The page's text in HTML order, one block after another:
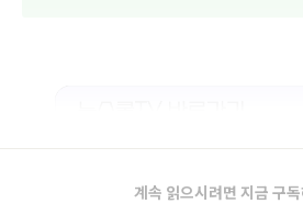
계속 읽으시려면 지금 구